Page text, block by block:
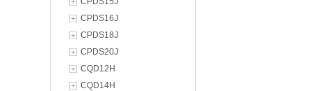
CPDS16J
CPDS18J
CPDS20J
CQD12H
CQD14H